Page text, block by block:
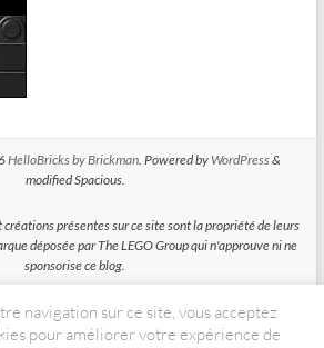
HelloBricks by Brickman. Powered by WordPress&
modified Spacious.
présentes sur ce site sont la propriété de leurs
déposée par The LEGO Group qui n'approuve ni ne
sponsorise ce blog.
Partenaires d'Amazon EU, un programme
à des sites de percevoir une rémunération grace à
navigation sur ce site, vous acceptez
pour améliorer votre expérience de